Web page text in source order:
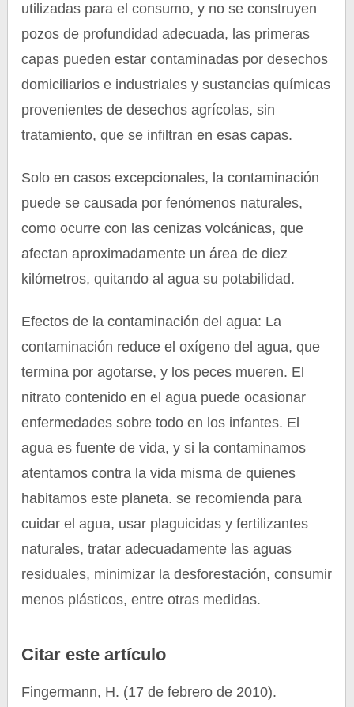
utilizadas para el consumo, y no se construyen
pozos de profundidad adecuada, las primeras
capas pueden estar contaminadas por desechos
domiciliarios e industriales y sustancias químicas
provenientes de desechos agrícolas, sin
tratamiento, que se infiltran en esas capas.
Solo en casos excepcionales, la contaminación
puede se causada por fenómenos naturales,
como ocurre con las cenizas volcánicas, que
afectan aproximadamente un área de diez
kilómetros, quitando al agua su potabilidad.
Efectos de la contaminación del agua: La
contaminación reduce el oxígeno del agua, que
termina por agotarse, y los peces mueren. El
nitrato contenido en el agua puede ocasionar
enfermedades sobre todo en los infantes. El
agua es fuente de vida, y si la contaminamos
atentamos contra la vida misma de quienes
habitamos este planeta. se recomienda para
cuidar el agua, usar plaguicidas y fertilizantes
naturales, tratar adecuadamente las aguas
residuales, minimizar la desforestación, consumir
menos plásticos, entre otras medidas.
Citar este artículo
Fingermann, H. (17 de febrero de 2010).